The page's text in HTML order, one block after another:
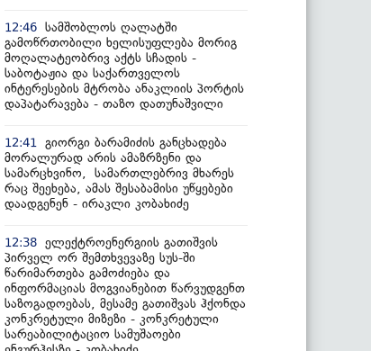
12:46 სამშობლოს ღალატში
გამოწრთობილი ხელისუფლება მორიგ
მოღალატეობრივ აქტს სჩადის -
საბოტაჟია და საქართველოს
ინტერესების მტრობა ანაკლიის პორტის
დაპატარავება - თაზო დათუნაშვილი
12:41
გიორგი ბარამიძის განცხადება
მორალურად არის ამაზრზენი და
სამარცხვინო, სამართლებრივ მხარეს
რაც შეეხება, ამას შესაბამისი უწყებები
დაადგენენ - ირაკლი კობახიძე
12:38 ელექტროენერგიის გათიშვის
პირველ ორ შემთხვევაზე სუს-ში
წარიმართება გამოძიება და
ინფორმაციას მოგვიანებით წარვუდგენთ
საზოგადოებას, მესამე გათიშვას ჰქონდა
კონკრეტული მიზეზი - კონკრეტული
სარეაბილიტაციო სამუშაოები